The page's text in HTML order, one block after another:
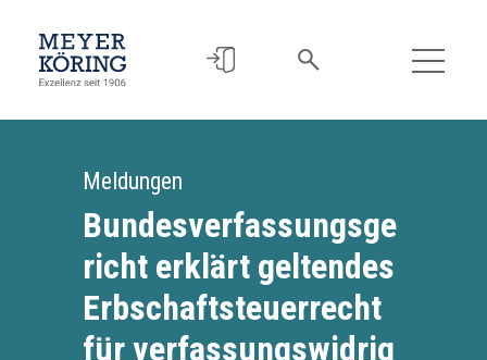
Meldungen
Bundesverfassungsge
richt erklärt geltendes
Erbschaftsteuerrecht
für verfassungswidrig